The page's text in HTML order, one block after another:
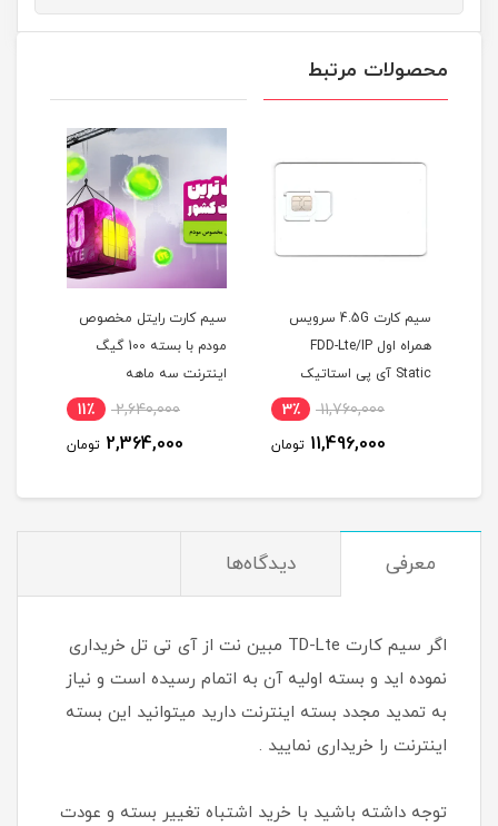
محصولات مرتبط
سیم کارت رایتل مخصوص
مودم با بسته 100 گیگ
اینترنت سه ماهه
2,640,000 11٪
2,364,000 تومان
مودم همراه TD-LTE / 4.5G
هواوی مدل E5785-320 /
LTE و اینترنت 100 گیگ 19,500,000 4٪
18,900,000 تومان
معرفی دیدگاه‌ها
اگر سیم کارت TD-Lte مبین نت از آی تی تل خریداری
نموده اید و بسته اولیه آن به اتمام رسیده است و نیاز
به تمدید مجدد بسته اینترنت دارید میتوانید این بسته
اینترنت را خریداری نمایید .
توجه داشته باشید با خرید اشتباه تغییر بسته و عودت